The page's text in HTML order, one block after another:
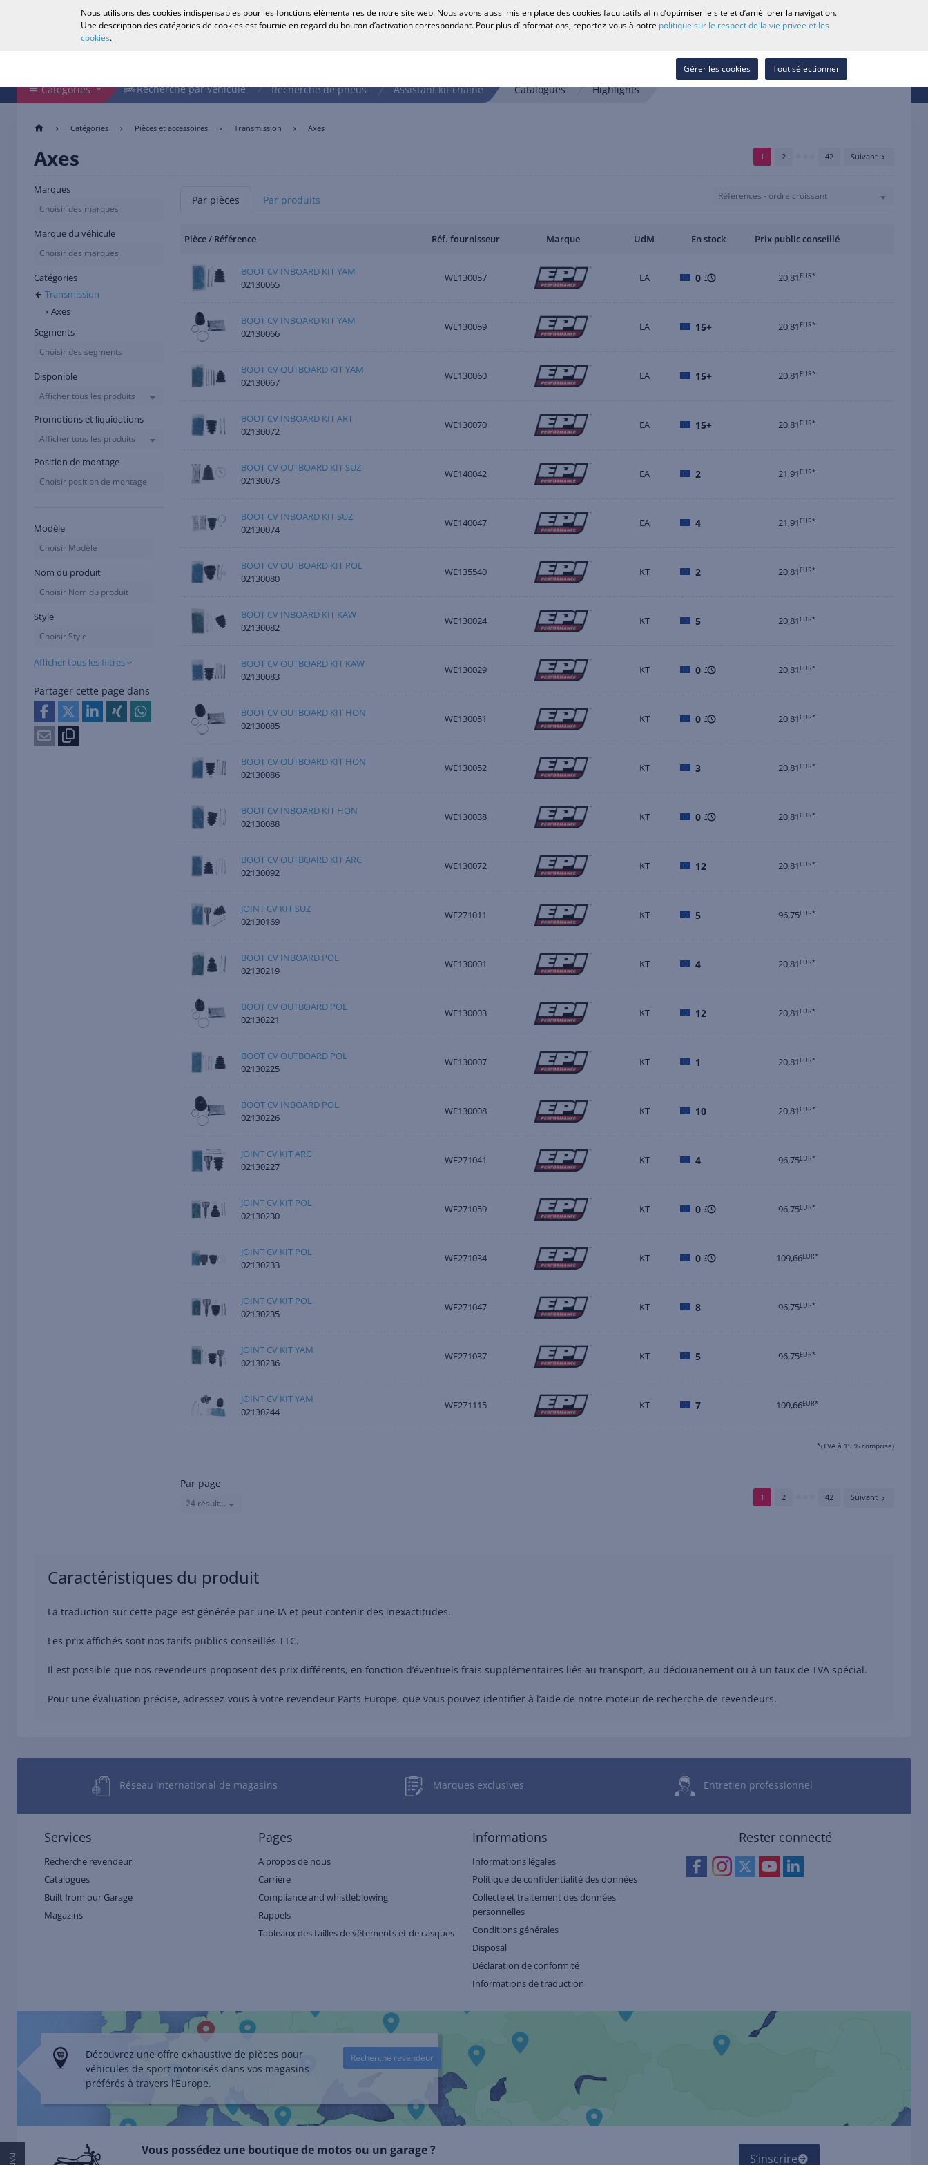
Recherche revendeur Carrière Liste de souhaits
Catégories Recherche par véhicule Recherche de pneus Assistant kit chaîne Catalogues Highlights
Catégories Pièces et accessoires Transmission Axes
Axes 1 2 42 Suivant
Marques
Choisir des marques
Marque du véhicule
Choisir des marques
Catégories
Transmission
Axes
Segments
Choisir des segments
Disponible
Afficher tous les produits
Promotions et liquidations
Afficher tous les produits
Position de montage
Choisir position de montage
Modèle
Choisir Modèle
Nom du produit
Choisir Nom du produit
Style
Choisir Style
Afficher tous les filtres
Partager cette page dans
Par pièces Par produits Références - ordre croissant
Pièce / Référence Réf. fournisseur Marque UdM En stock Prix public conseillé
BOOT CV INBOARD KIT YAM
02130065
WE130057 EA 0 20,81 EUR*
BOOT CV INBOARD KIT YAM
02130066
WE130059 EA 15+ 20,81 EUR*
BOOT CV OUTBOARD KIT YAM
02130067
WE130060 EA 15+ 20,81 EUR*
BOOT CV INBOARD KIT ART
02130072
WE130070 EA 15+ 20,81 EUR*
BOOT CV OUTBOARD KIT SUZ
02130073
WE140042 EA 2 21,91 EUR*
BOOT CV INBOARD KIT SUZ
02130074
WE140047 EA 4 21,91 EUR*
BOOT CV OUTBOARD KIT POL
02130080
WE135540 KT 2 20,81 EUR*
BOOT CV INBOARD KIT KAW
02130082
WE130024 KT 5 20,81 EUR*
BOOT CV OUTBOARD KIT KAW
02130083
WE130029 KT 0 20,81 EUR*
BOOT CV OUTBOARD KIT HON
02130085
WE130051 KT 0 20,81 EUR*
BOOT CV OUTBOARD KIT HON
02130086
WE130052 KT 3 20,81 EUR*
BOOT CV INBOARD KIT HON
02130088
WE130038 KT 0 20,81 EUR*
BOOT CV OUTBOARD KIT ARC
02130092
WE130072 KT 12 20,81 EUR*
JOINT CV KIT SUZ
02130169
WE271011 KT 5 96,75EUR*
BOOT CV INBOARD POL
02130219
WE130001 KT 4 20,81 EUR*
BOOT CV OUTBOARD POL
02130221
WE130003 KT 12 20,81 EUR*
BOOT CV OUTBOARD POL
02130225
WE130007 KT 1 20,81 EUR*
BOOT CV INBOARD POL
02130226
WE130008 KT 10 20,81 EUR*
JOINT CV KIT ARC
02130227
WE271041 KT 4 96,75EUR*
JOINT CV KIT POL
02130230
WE271059 KT 0 96,75EUR*
JOINT CV KIT POL
02130233
WE271034 KT 0 109,66EUR*
JOINT CV KIT POL
02130235
WE271047 KT 8 96,75EUR*
JOINT CV KIT YAM
02130236
WE271037 KT 5 96,75EUR*
JOINT CV KIT YAM
02130244
WE271115 KT 7 109,66EUR*
*(TVA à 19 % comprise)
Par page
24 résultats
1 2 42 Suivant
Caractéristiques du produit
La traduction sur cette page est générée par une IA et peut contenir des inexactitudes.
Les prix affichés sont nos tarifs publics conseillés TTC.
Il est possible que nos revendeurs proposent des prix différents, en fonction d’éventuels frais supplémentaires liés au transport, au dédouanement ou à un taux de TVA spécial.
Pour une évaluation précise, adressez-vous à votre revendeur Parts Europe, que vous pouvez identifier à l’aide de notre moteur de recherche de revendeurs.
Réseau international de magasins Marques exclusives Entretien professionnel
Services
Recherche revendeur
Catalogues
Built from our Garage
Magazins
Pages
A propos de nous
Carrière
Compliance and whistleblowing
Rappels
Tableaux des tailles de vêtements et de casques
Informations
Informations légales
Politique de confidentialité des données
Collecte et traitement des données
personnelles
Conditions générales
Disposal
Déclaration de conformité
Informations de traduction
Rester connecté
Découvrez une offre exhaustive de pièces pour
véhicules de sport motorisés dans vos magasins
préférés à travers l’Europe.
Recherche revendeur
Vous possédez une boutique de motos ou un garage ?
S’inscrire
Nous utilisons des cookies indispensables pour les fonctions élémentaires de notre site web. Nous avons aussi mis en place des cookies facultatifs afin d’optimiser le site et d’améliorer la navigation.
Une description des catégories de cookies est fournie en regard du bouton d’activation correspondant. Pour plus d’informations, reportez-vous à notre politique sur le respect de la vie privée et les
cookies.
Tout sélectionner
Gérer les cookies